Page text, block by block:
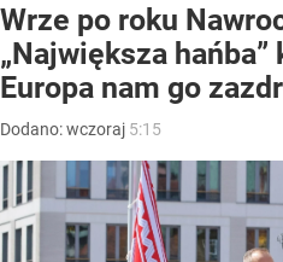
Wrze po roku
„Największa hańba”
Europa nam go
Dodano:wczoraj 5:15